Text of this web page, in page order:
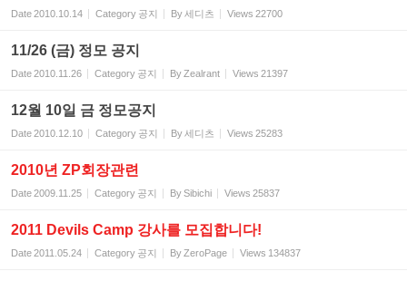
Date2010.10.14 Category 공지 By세디츠 Views 22700
11/26 (금) 정모 공지
Date2010.11.26 Category 공지 By Zealrant Views 21397
12월 10일 금 정모공지
Date2010.12.10 Category 공지 By세디츠 Views 25283
2010년 ZP회장관련
Date2009.11.25 Category 공지 BySibichi Views 25837
2011 Devils Camp 강사를 모집합니다!
Date2011.05.24 Category 공지 By ZeroPage Views 134837